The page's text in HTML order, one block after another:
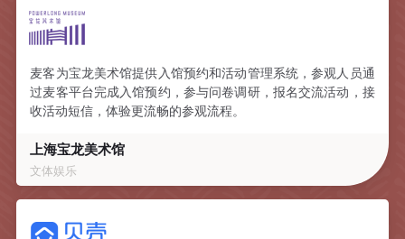
麦客为宝龙美术馆提供入馆预约和活动管理系统，参观人员通
过麦客平台完成入馆预约，参与问卷调研，报名交流活动，接
收活动短信，体验更流畅的参观流程。
上海宝龙美术馆
文体娱乐